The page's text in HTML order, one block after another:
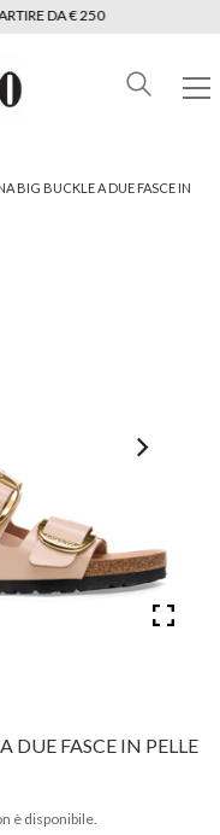
DA € 250
BIG BUCKLE A DUE FASCE IN
DUE FASCE IN PELLE
è disponibile.